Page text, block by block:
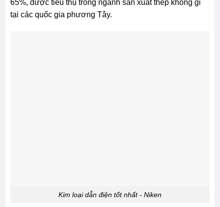
65%, được tiêu thụ trong ngành sản xuất thép không gỉ
tại các quốc gia phương Tây.
Kim loại dẫn điện tốt nhất - Niken